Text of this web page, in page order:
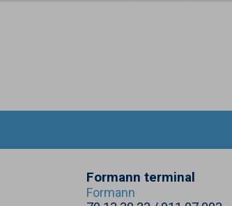
Formann terminal
Formann